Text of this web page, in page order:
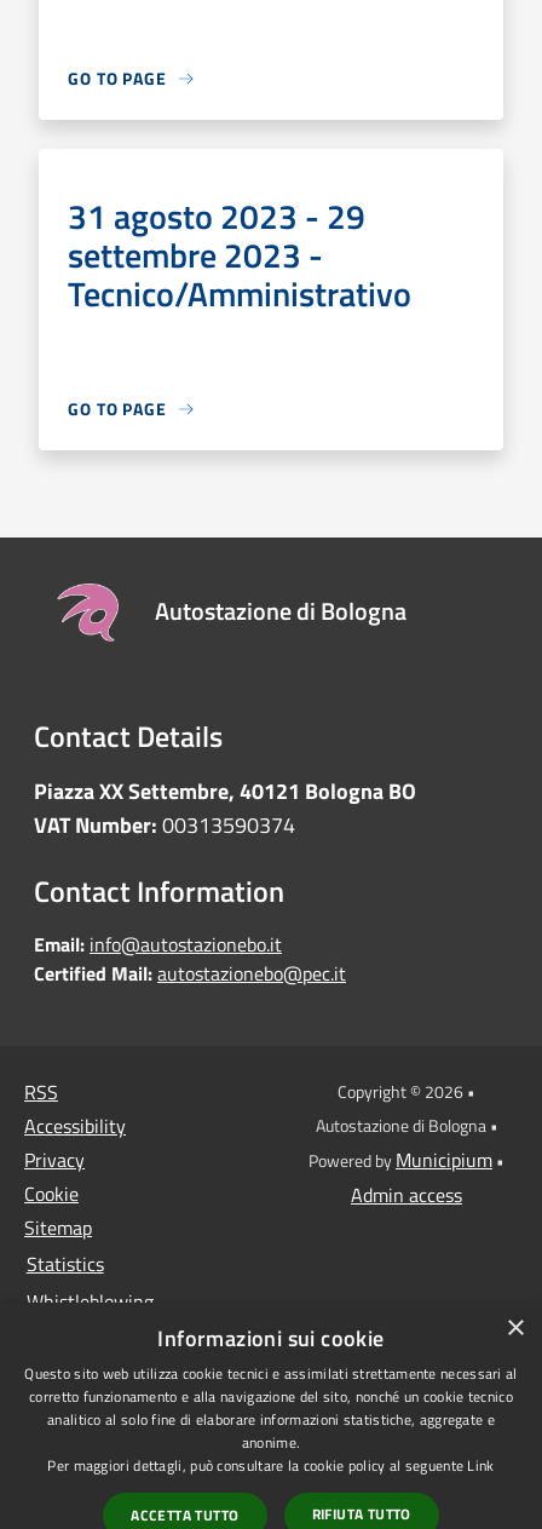
GO TO PAGE
31 agosto 2023 - 29
settembre 2023 -
Tecnico/Amministrativo
GO TO PAGE
Autostazione di Bologna
Contact Details
Piazza XX Settembre, 40121 Bologna BO
VAT Number:00313590374
Contact Information
Email: info@autostazionebo.it
Certified Mail:autostazionebo@pec.it
RSS
Accessibility
Privacy
Cookie
Sitemap
Statistics
Whistleblowing
Anti-money laundering
Supplier register
Declaration of
Copyright © 2026 •
Autostazione di Bologna •
Powered byMunicipium•
Admin access
×
Informazioni sui cookie
Questo sito web utilizza cookie tecnici e assimilati strettamente necessari al
corretto funzionamento e alla navigazione del sito, nonché un cookie tecnico
analitico al solo fine di elaborare informazioni statistiche, aggregate e
anonime.
Per maggiori dettagli, può consultare la cookie policy al seguente Link
ACCETTA TUTTO RIFIUTA TUTTO